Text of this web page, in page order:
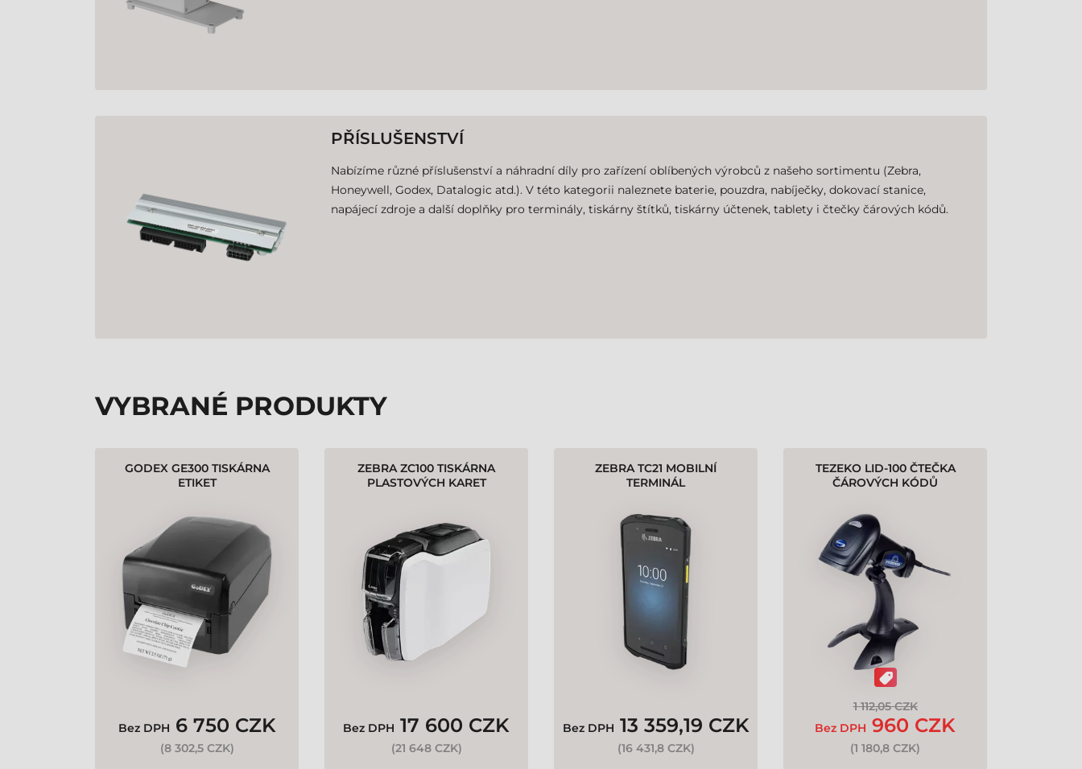
PŘÍSLUŠENSTVÍ
Nabízíme různé příslušenství a náhradní díly pro zařízení oblíbených výrobců z našeho sortimentu (Zebra,
Honeywell, Godex, Datalogic atd.). V této kategorii naleznete baterie, pouzdra, nabíječky, dokovací stanice,
napájecí zdroje a další doplňky pro terminály, tiskárny štítků, tiskárny účtenek, tablety i čtečky čárových kódů.
VYBRANÉ PRODUKTY
GODEX GE300 TISKÁRNA
ETIKET
Bez DPH 6 750 CZK
(8 302,5 CZK)
ZEBRA ZC100 TISKÁRNA
PLASTOVÝCH KARET
Bez DPH 17 600 CZK
(21 648 CZK)
ZEBRA TC21 MOBILNÍ
TERMINÁL
Bez DPH 13 359,19 CZK
(16 431,8 CZK)
TEZEKO LID-100 ČTEČKA
ČÁROVÝCH KÓDŮ
1 112,05 CZK
Bez DPH 960 CZK
(1 180,8 CZK)